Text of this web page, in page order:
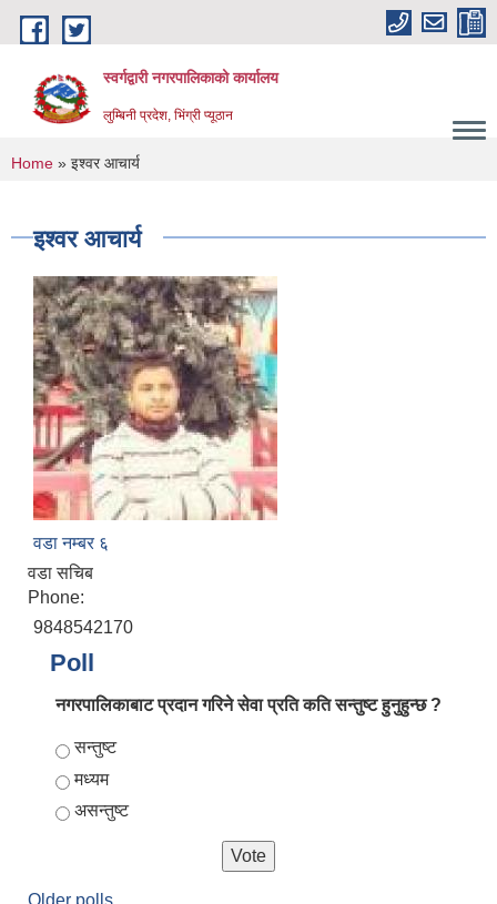
Skip to main content
स्वर्गद्वारी नगरपालिकाको कार्यालय
लुम्बिनी प्रदेश, भिंग्री प्यूठान
You are here
Home » इश्वर आचार्य
इश्वर आचार्य
वडा नम्बर ६
वडा सचिब
Phone:
9848542170
Poll
नगरपालिकाबाट प्रदान गरिने सेवा प्रति कति सन्तुष्ट हुनुहुन्छ ?
Choices
सन्तुष्ट
मध्यम
असन्तुष्ट